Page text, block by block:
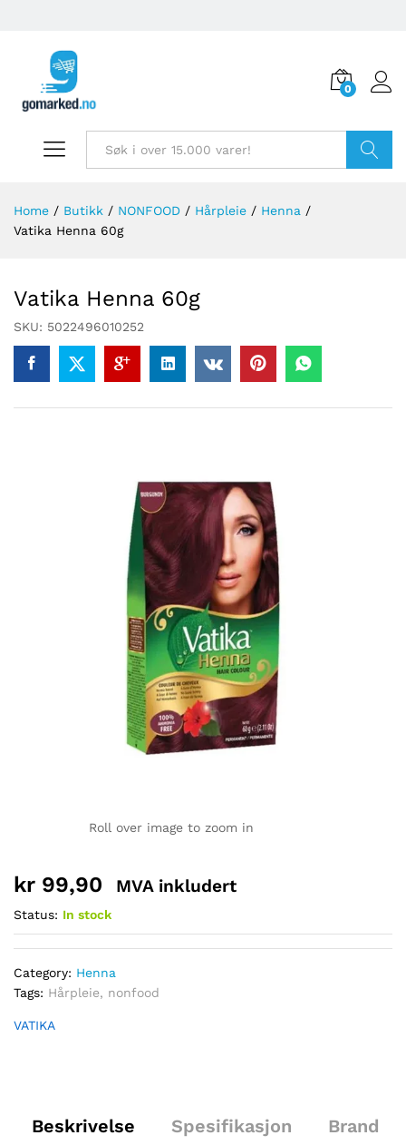
0
Home / Butikk / NONFOOD / Hårpleie / Henna /
Vatika Henna 60g
Vatika Henna 60g
SKU: 5022496010252
Roll over image to zoom in
kr 99,90 MVA inkludert
Status: In stock
Category: Henna
Tags: Hårpleie, nonfood
VATIKA
Beskrivelse Spesifikasjon Brand